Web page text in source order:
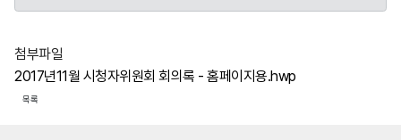
첨부파일
2017년11월 시청자위원회 회의록 - 홈페이지용.hwp
목록